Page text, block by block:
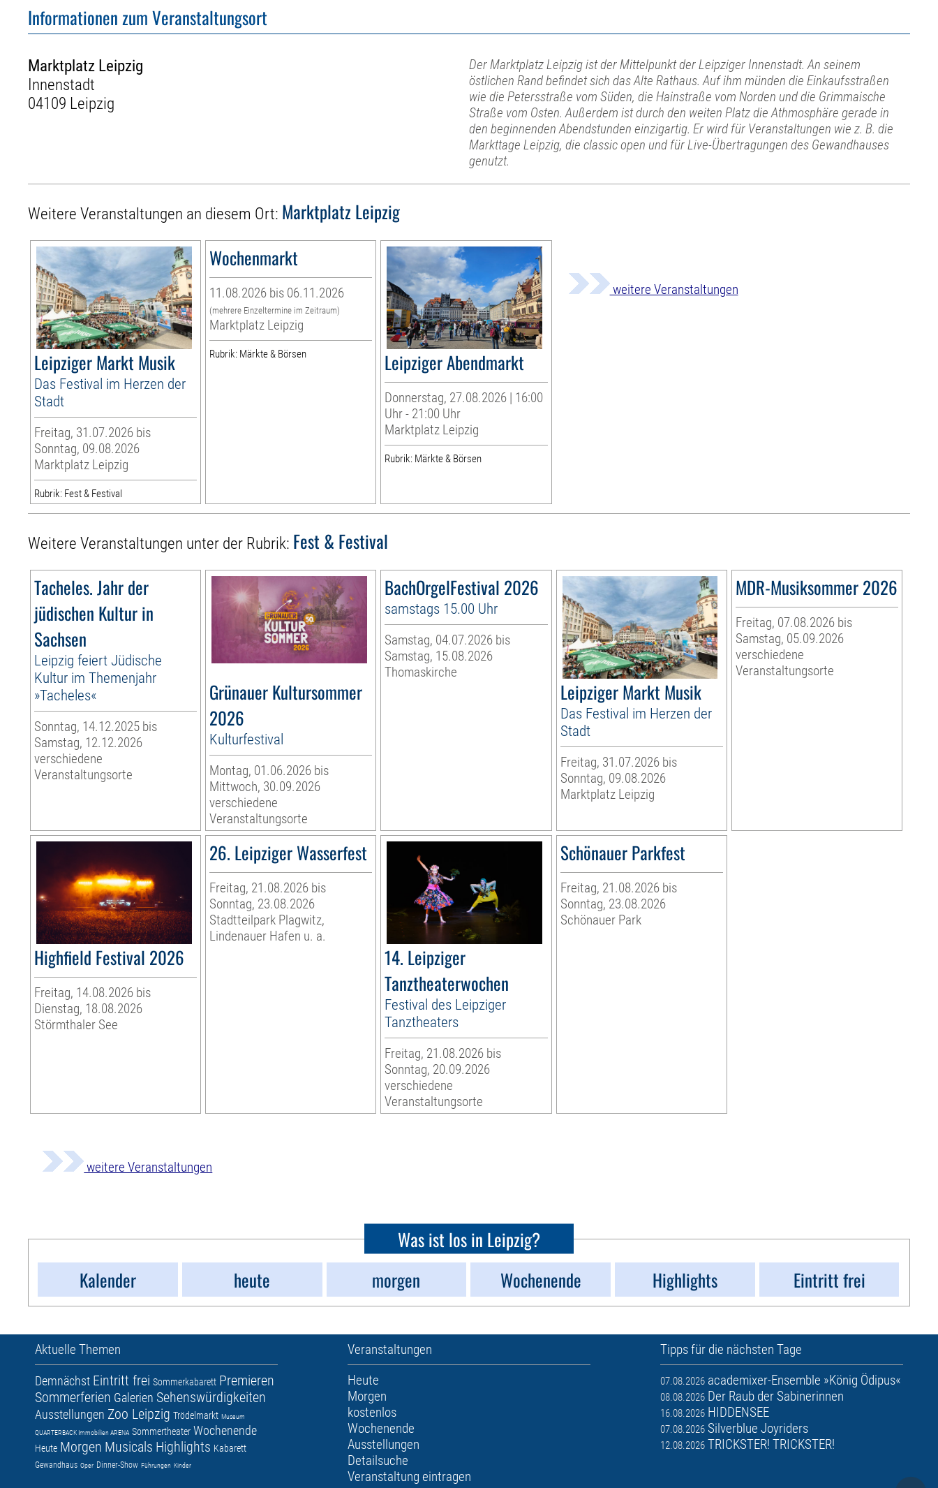
Informationen zum Veranstaltungsort
Marktplatz Leipzig
Innenstadt
04109 Leipzig
Der Marktplatz Leipzig ist der Mittelpunkt der Leipziger Innenstadt. An seinem
östlichen Rand befindet sich das Alte Rathaus. Auf ihm münden die Einkaufsstraßen
wie die Petersstraße vom Süden, die Hainstraße vom Norden und die Grimmaische
Straße vom Osten. Außerdem ist durch den weiten Platz die Athmosphäre gerade in
den beginnenden Abendstunden einzigartig. Er wird für Veranstaltungen wie z. B. die
Markttage Leipzig, die classic open und für Live-Übertragungen des Gewandhauses
genutzt.
Weitere Veranstaltungen an diesem Ort: Marktplatz Leipzig
Leipziger Markt Musik
Das Festival im Herzen der
Stadt
Freitag, 31.07.2026 bis
Sonntag, 09.08.2026
Marktplatz Leipzig
Rubrik: Fest & Festival
Wochenmarkt
11.08.2026 bis 06.11.2026
(mehrere Einzeltermine im Zeitraum)
Marktplatz Leipzig
Rubrik: Märkte & Börsen Leipziger Abendmarkt
Donnerstag, 27.08.2026 | 16:00
Uhr - 21:00 Uhr
Marktplatz Leipzig
Rubrik: Märkte & Börsen
weitere Veranstaltungen
Weitere Veranstaltungen unter der Rubrik: Fest & Festival
Tacheles. Jahr der
jüdischen Kultur in
Sachsen
Leipzig feiert Jüdische
Kultur im Themenjahr
»Tacheles«
Sonntag, 14.12.2025 bis
Samstag, 12.12.2026
verschiedene
Veranstaltungsorte
Grünauer Kultursommer
2026
Kulturfestival
Montag, 01.06.2026 bis
Mittwoch, 30.09.2026
verschiedene
Veranstaltungsorte
BachOrgelFestival 2026
samstags 15.00 Uhr
Samstag, 04.07.2026 bis
Samstag, 15.08.2026
Thomaskirche
Leipziger Markt Musik
Das Festival im Herzen der
Stadt
Freitag, 31.07.2026 bis
Sonntag, 09.08.2026
Marktplatz Leipzig
MDR-Musiksommer 2026
Freitag, 07.08.2026 bis
Samstag, 05.09.2026
verschiedene
Veranstaltungsorte
Highfield Festival 2026
Freitag, 14.08.2026 bis
Dienstag, 18.08.2026
Störmthaler See
26. Leipziger Wasserfest
Freitag, 21.08.2026 bis
Sonntag, 23.08.2026
Stadtteilpark Plagwitz,
Lindenauer Hafen u. a.
14. Leipziger
Tanztheaterwochen
Festival des Leipziger
Tanztheaters
Freitag, 21.08.2026 bis
Sonntag, 20.09.2026
verschiedene
Veranstaltungsorte
Schönauer Parkfest
Freitag, 21.08.2026 bis
Sonntag, 23.08.2026
Schönauer Park
weitere Veranstaltungen
Was ist los in Leipzig?
Kalender
heute morgen Wochenende Highlights Eintritt frei
Aktuelle Themen
Demnächst Eintritt frei Sommerkabarett Premieren
Sommerferien Galerien Sehenswürdigkeiten
Ausstellungen Zoo Leipzig Trödelmarkt Museum
QUARTERBACK Immobilien ARENA Sommertheater Wochenende
Heute Morgen Musicals Highlights Kabarett
Gewandhaus Oper Dinner-Show Führungen Kinder
Veranstaltungen
Heute
Morgen
kostenlos
Wochenende
Ausstellungen
Detailsuche
Veranstaltung eintragen
Tipps für die nächsten Tage
07.08.2026 academixer-Ensemble »König Ödipus«
08.08.2026 Der Raub der Sabinerinnen
16.08.2026 HIDDENSEE
07.08.2026 Silverblue Joyriders
12.08.2026 TRICKSTER! TRICKSTER!